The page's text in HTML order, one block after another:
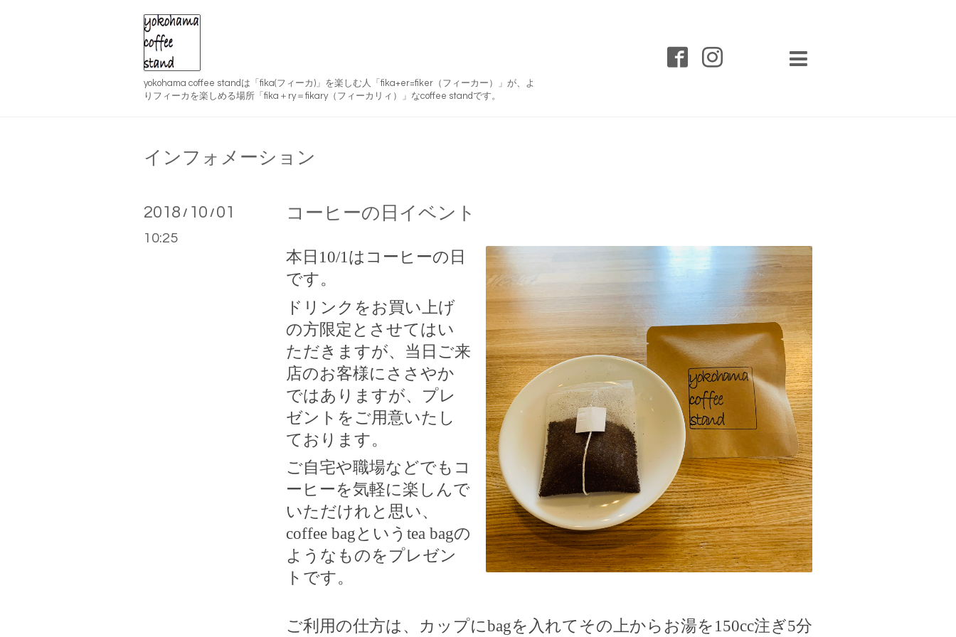
yokohama coffee standは「fika(フィーカ)」を楽しむ人「fika+er=fiker（フィーカー）」が、よ
りフィーカを楽しめる場所「fika＋ry＝fikary（フィーカリィ）」なcoffee standです。
インフォメーション
2018 / 10 / 01
10:25
コーヒーの日イベント
本日10/1はコーヒーの日
です。
ドリンクをお買い上げ
の方限定とさせてはい
ただきますが、当日ご来
店のお客様にささやか
ではありますが、プレ
ゼントをご用意いたし
ております。
ご自宅や職場などでもコ
ーヒーを気軽に楽しんで
いただけれと思い、
coffee bag という tea bagの
ようなものをプレゼン
トです。
ご利用の仕方は、カップにbagを入れてその上からお湯を 150cc注ぎ5分